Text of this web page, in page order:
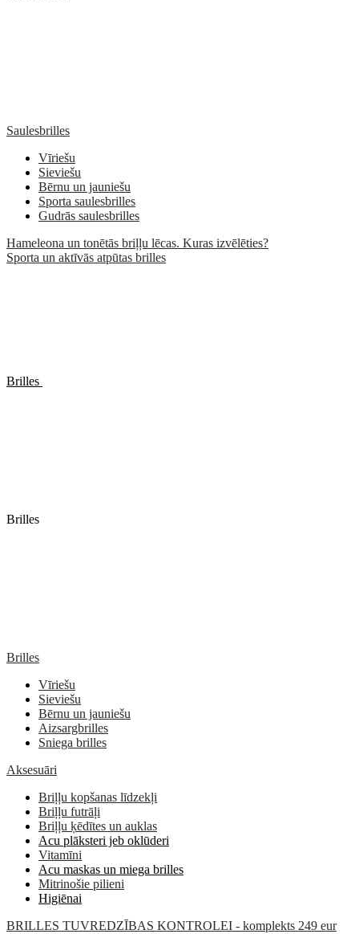
Saulesbrilles
Vīriešu
Sieviešu
Bērnu un jauniešu
Sporta saulesbrilles
Gudrās saulesbrilles
Hameleona un tonētās briļļu lēcas. Kuras izvēlēties?
Sporta un aktīvās atpūtas brilles
Brilles
Brilles
Brilles
Vīriešu
Sieviešu
Bērnu un jauniešu
Aizsargbrilles
Sniega brilles
Aksesuāri
Briļļu kopšanas līdzekļi
Briļļu futrāļi
Briļļu ķēdītes un auklas
Acu plāksteri jeb oklūderi
Vitamīni
Acu maskas un miega brilles
Mitrinošie pilieni
Higiēnai
BRILLES TUVREDZĪBAS KONTROLEI - komplekts 249 eur